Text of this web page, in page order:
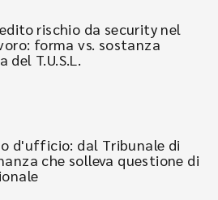
rischio da security nel
forma vs. sostanza
T.U.S.L.
d'ufficio: dal Tribunale di
che solleva questione di